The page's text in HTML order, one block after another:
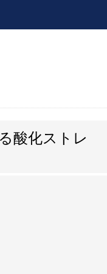
酸化ストレ